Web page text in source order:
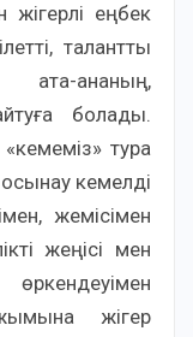
еңбек
талантты
ата-ананың,
болады.
тура
кемелді
жемісімен
жеңісі мен
жігер